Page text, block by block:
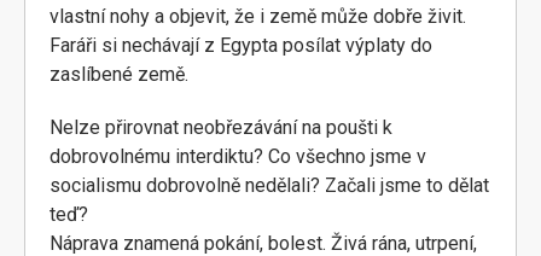
vlastní nohy a objevit, že i země může dobře živit.
Faráři si nechávají z Egypta posílat výplaty do
zaslíbené země.
Nelze přirovnat neobřezávání na poušti k
dobrovolnému interdiktu? Co všechno jsme v
socialismu dobrovolně nedělali? Začali jsme to dělat
teď?
Náprava znamená pokání, bolest. Živá rána, utrpení,